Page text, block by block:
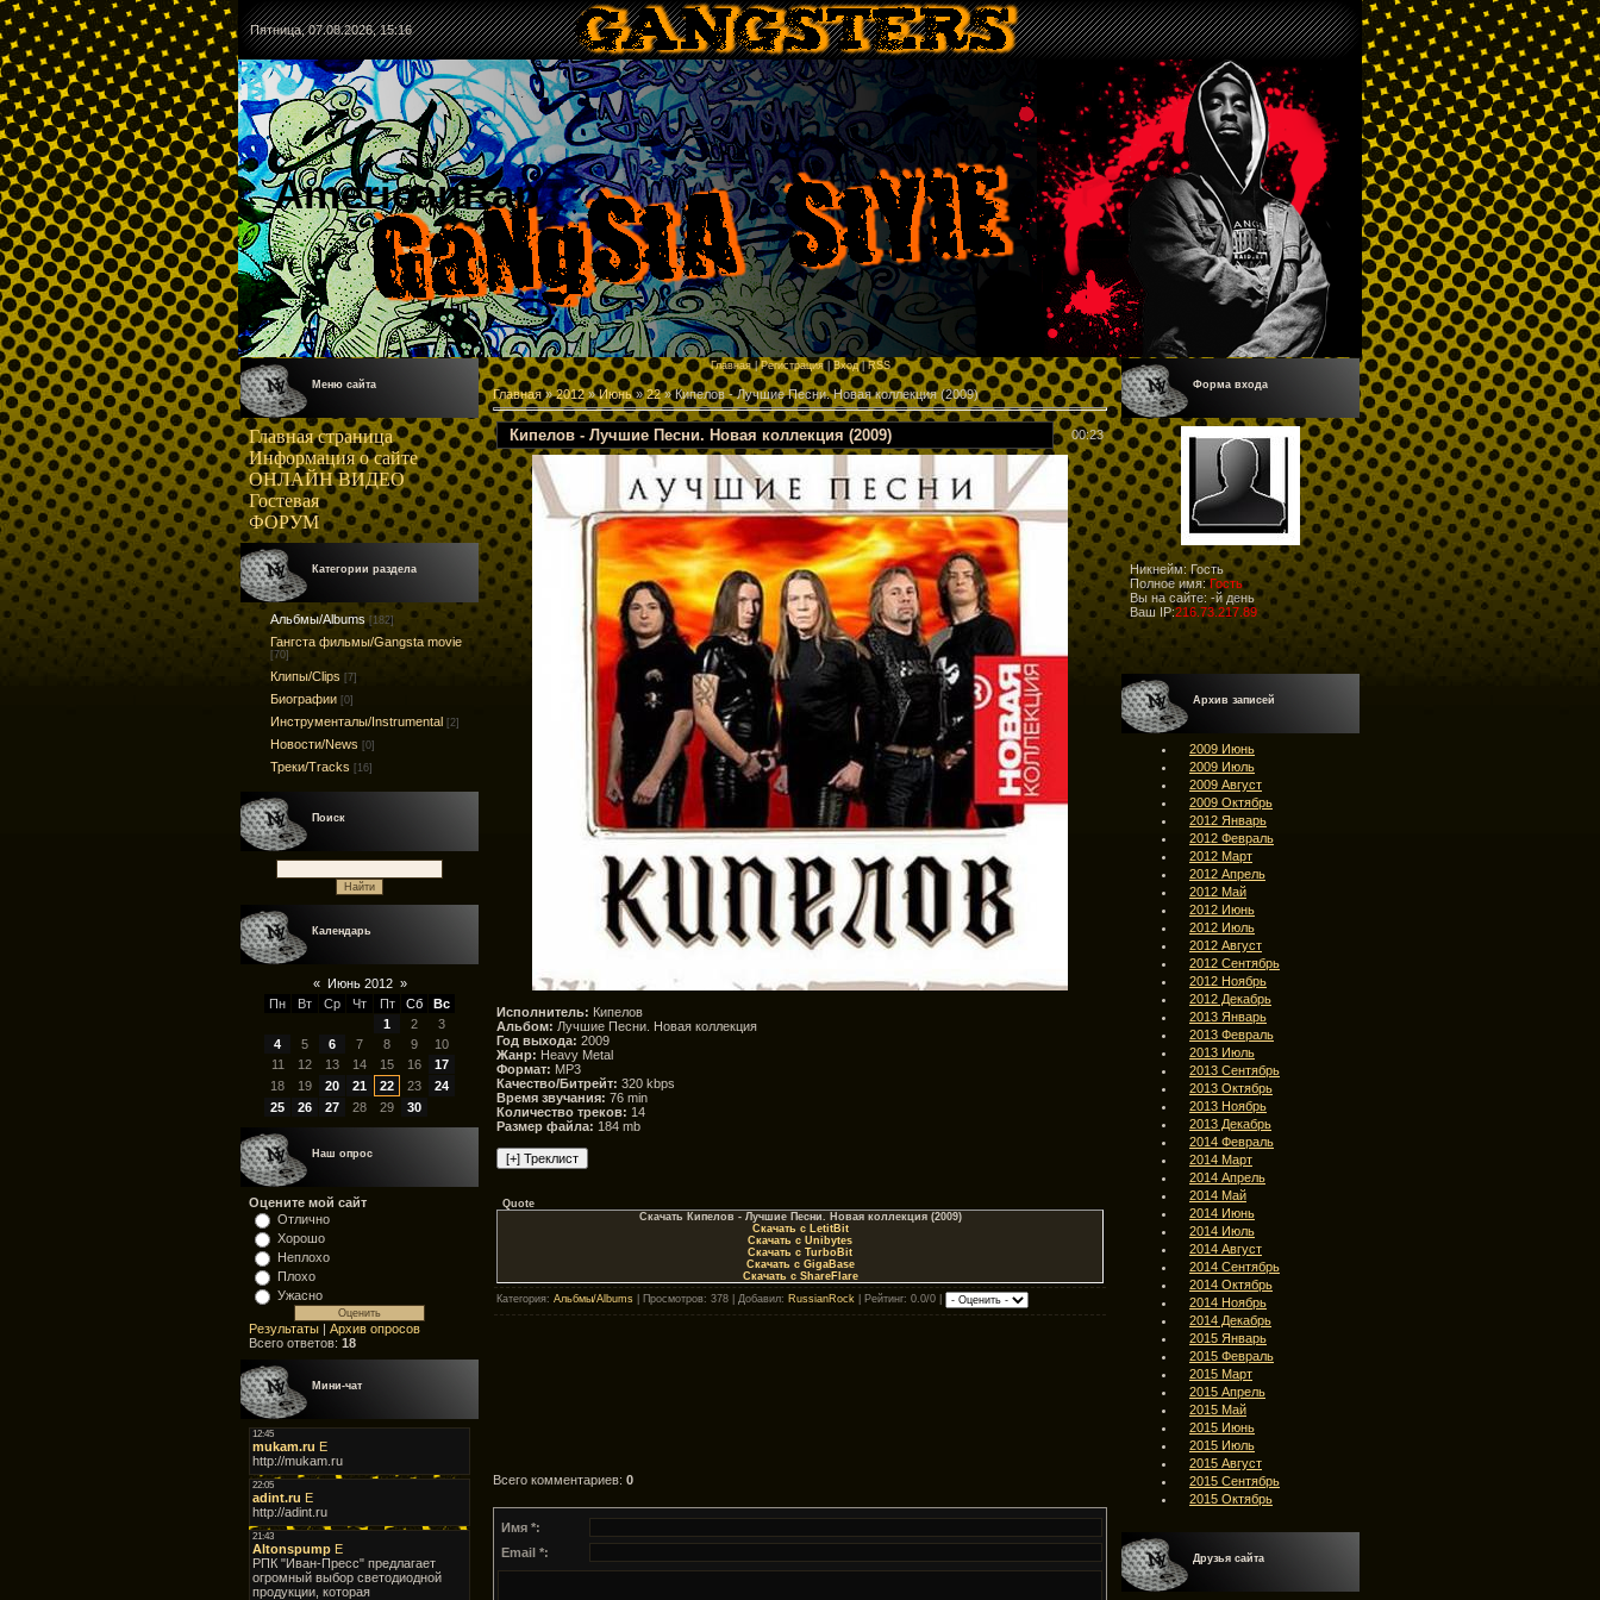
Пятница, 07.08.2026, 15:16
AmericanRap
Меню сайта
Главная страница
Информация о сайте
ОНЛАЙН ВИДЕО
Гостевая
ФОРУМ
Категории раздела
Альбмы/Albums [182]
Гангста фильмы/Gangsta movie
[70]
Клипы/Clips [7]
Биографии [0]
Инструменталы/Instrumental [2]
Новости/News [0]
Треки/Tracks [16]
Поиск
Календарь
« Июнь 2012 »
Пн
Вт Ср Чт Пт Сб
Вс
1
2
3
4
5 6 7 8 9
10
11
12 13 14 15 16
17
18
19 20 21 22 23
24
25
26 27 28 29 30
Наш опрос
Оцените мой сайт
Отлично
Хорошо
Неплохо
Плохо
Ужасно
Результаты | Архив опросов
Всего ответов: 18
Мини-чат
Главная|Регистрация| Вход|RSS
Главная»2012 » Июнь » 22» Кипелов - Лучшие Песни. Новая коллекция (2009)
Кипелов - Лучшие Песни. Новая коллекция (2009) 00:23
Исполнитель: Кипелов
Альбом: Лучшие Песни. Новая коллекция
Год выхода: 2009
Жанр: Heavy Metal
Формат: MP3
Качество/Битрейт: 320 kbps
Время звучания: 76 min
Количество треков: 14
Размер файла: 184 mb
Quote
Скачать Кипелов - Лучшие Песни. Новая коллекция (2009)
Скачать с LetitBit
Скачать с Unibytes
Скачать с TurboBit
Скачать с GigaBase
Скачать с ShareFlare
Категория: Альбмы/Albums Просмотров: 378 | Добавил: RussianRock Рейтинг: 0.0/0 |
Всего комментариев: 0
Имя *:
Email *:
Форма входа
Никнейм: Гость
Полное имя:Гость
Вы на сайте: -й день
Ваш IP:216.73.217.89
Архив записей
2009 Июнь
2009 Июль
2009 Август
2009 Октябрь
2012 Январь
2012 Февраль
2012 Март
2012 Апрель
2012 Май
2012 Июнь
2012 Июль
2012 Август
2012 Сентябрь
2012 Ноябрь
2012 Декабрь
2013 Январь
2013 Февраль
2013 Июль
2013 Сентябрь
2013 Октябрь
2013 Ноябрь
2013 Декабрь
2014 Февраль
2014 Март
2014 Апрель
2014 Май
2014 Июнь
2014 Июль
2014 Август
2014 Сентябрь
2014 Октябрь
2014 Ноябрь
2014 Декабрь
2015 Январь
2015 Февраль
2015 Март
2015 Апрель
2015 Май
2015 Июнь
2015 Июль
2015 Август
2015 Сентябрь
2015 Октябрь
Друзья сайта